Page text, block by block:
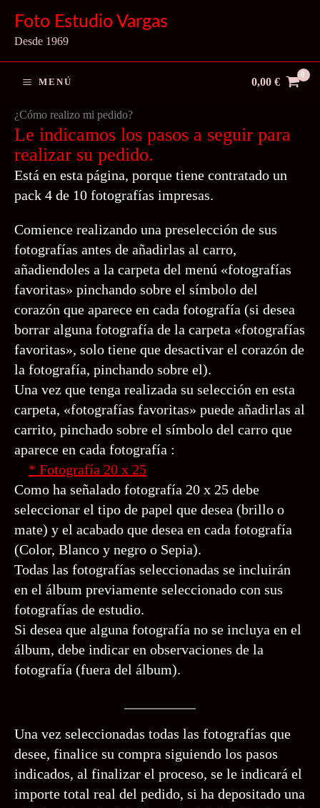
contenido
Foto Estudio Vargas
Desde 1969
MENÚ 0,00 €
¿Cómo realizo mi pedido?
Le indicamos los pasos a seguir para
realizar su pedido.
Está en esta página, porque tiene contratado un
pack 4 de 10 fotografías impresas.
Comience realizando una preselección de sus
fotografías antes de añadirlas al carro,
añadiendoles a la carpeta del menú «fotografías
favoritas» pinchando sobre el símbolo del
corazón que aparece en cada fotografía (si desea
borrar alguna fotografía de la carpeta «fotografías
favoritas», solo tiene que desactivar el corazón de
la fotografía, pinchando sobre el).
Una vez que tenga realizada su selección en esta
carpeta, «fotografías favoritas» puede añadirlas al
carrito, pinchado sobre el símbolo del carro que
aparece en cada fotografía :
* Fotografía 20 x 25
Como ha señalado fotografía 20 x 25 debe
seleccionar el tipo de papel que desea (brillo o
mate) y el acabado que desea en cada fotografía
(Color, Blanco y negro o Sepia).
Todas las fotografías seleccionadas se incluirán
en el álbum previamente seleccionado con sus
fotografías de estudio.
Si desea que alguna fotografía no se incluya en el
álbum, debe indicar en observaciones de la
fotografía (fuera del álbum).
Una vez seleccionadas todas las fotografías que
desee, finalice su compra siguiendo los pasos
indicados, al finalizar el proceso, se le indicará el
importe total real del pedido, si ha depositado una